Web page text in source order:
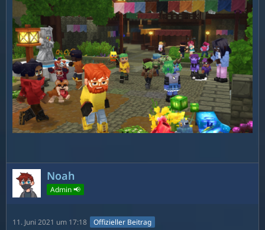
Noah
Admin 📢
11. Juni 2021 um 17:18 Offizieller Beitrag